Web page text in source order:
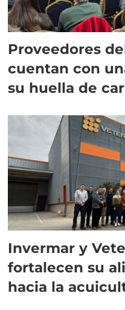
Proveedores
cuentan con
su huella de
Invermar y
fortalecen su
hacia la